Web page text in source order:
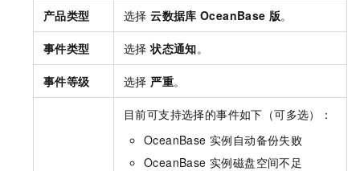
产品类型 选择云数据库 OceanBase 版。
事件类型 选择状态通知。
事件等级 选择 严重。
目前可支持选择的事件如下（可多选）：
OceanBase 实例自动备份失败
OceanBase 实例磁盘空间不足